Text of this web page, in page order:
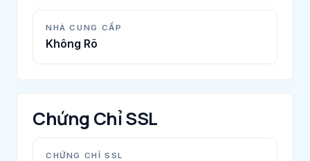
NHÀ CUNG CẤP
Không Rõ
Chứng Chỉ SSL
CHỨNG CHỈ SSL